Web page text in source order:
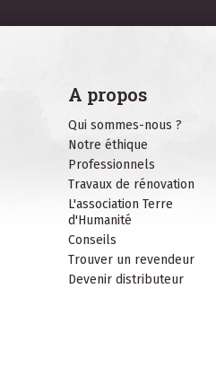
A propos
Qui sommes-nous ?
Notre éthique
Professionnels
Travaux de rénovation
L'association Terre
d'Humanité
Conseils
Trouver un revendeur
Devenir distributeur